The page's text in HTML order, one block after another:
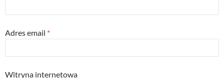
Adres email *
Witryna internetowa